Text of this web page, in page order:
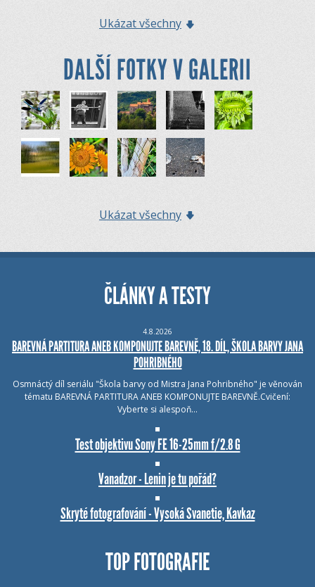
Ukázat všechny
DALŠÍ FOTKY V GALERII
Ukázat všechny
ČLÁNKY A TESTY
4.8.2026
BAREVNÁ PARTITURA ANEB KOMPONUJTE BAREVNĚ, 18. DÍL, ŠKOLA BARVY JANA
POHRIBNÉHO
Osmnáctý díl seriálu "Škola barvy od Mistra Jana Pohribného" je věnován
tématu BAREVNÁ PARTITURA ANEB KOMPONUJTE BAREVNĚ.Cvičení:
Vyberte si alespoň…
Test objektivu Sony FE 16-25mm f/2.8 G
Vanadzor - Lenin je tu pořád?
Skryté fotografování - Vysoká Svanetie, Kavkaz
TOP FOTOGRAFIE